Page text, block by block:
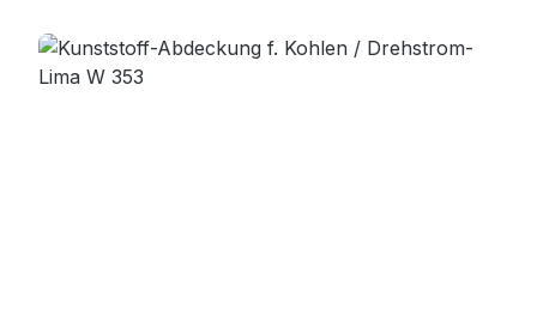
Bildergalerie überspringen